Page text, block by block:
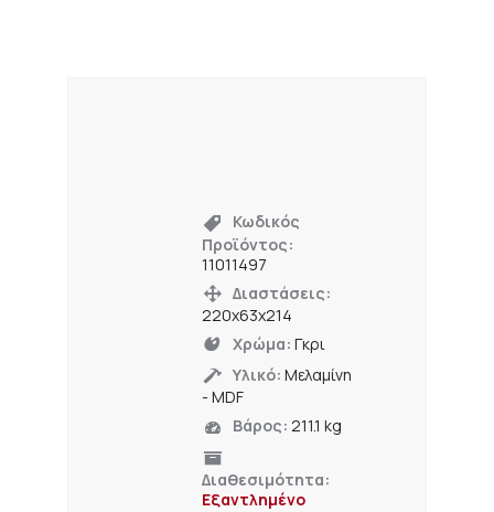
Κωδικός
Προϊόντος:
11011497
Διαστάσεις:
220x63x214
Χρώμα:Γκρι
Υλικό:Μελαμίνη
- MDF
Βάρος:211.1 kg
Διαθεσιμότητα:
Εξαντλημένο